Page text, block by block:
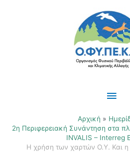
Αρχική
2η Περιφερειακή Συνάντηση στα
INVALIS – Interreg
Η χρήση των χαρτών Ο.Υ. Και η